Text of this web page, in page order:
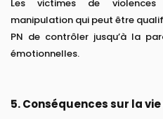
Les victimes de violences
manipulation qui peut être
PN de contrôler jusqu’à la
émotionnelles.
5. Conséquences sur la